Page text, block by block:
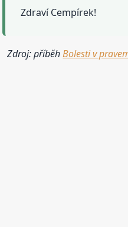
Zdraví Cempírek!
Zdroj: příběhBolesti v